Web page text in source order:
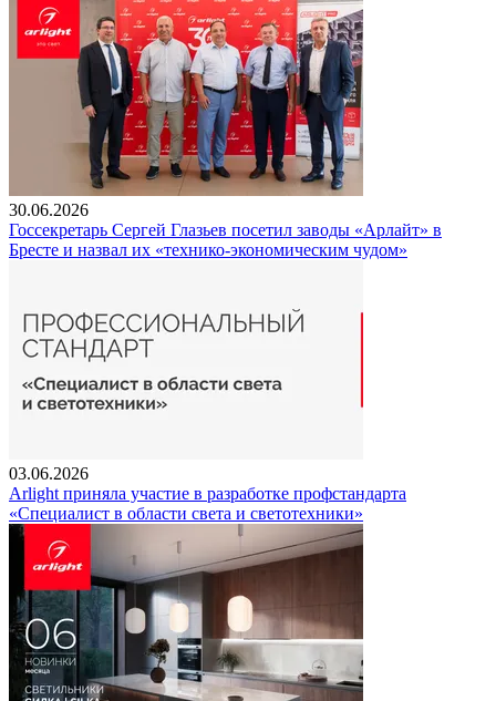
30.06.2026
Госсекретарь Сергей Глазьев посетил заводы «Арлайт» в
Бресте и назвал их «технико-экономическим чудом»
03.06.2026
Arlight приняла участие в разработке профстандарта
«Специалист в области света и светотехники»